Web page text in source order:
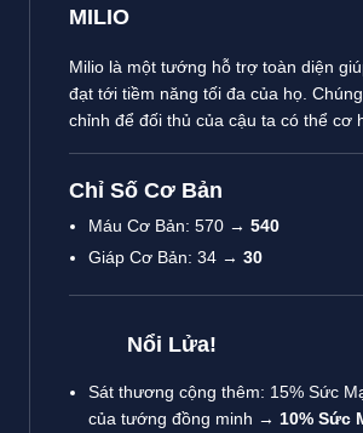
MILIO
Milio là một tướng hỗ trợ toàn diện
đạt tới tiềm năng tối đa của họ.
chỉnh để đối thủ của cậu ta có thể cơ
Chỉ Số Cơ Bản
Máu Cơ Bản: 570 → 540
Giáp Cơ Bản: 34 → 30
Nổi Lửa!
Sát thương cộng thêm: 15% Sức
của tướng đồng minh → 10% Sức